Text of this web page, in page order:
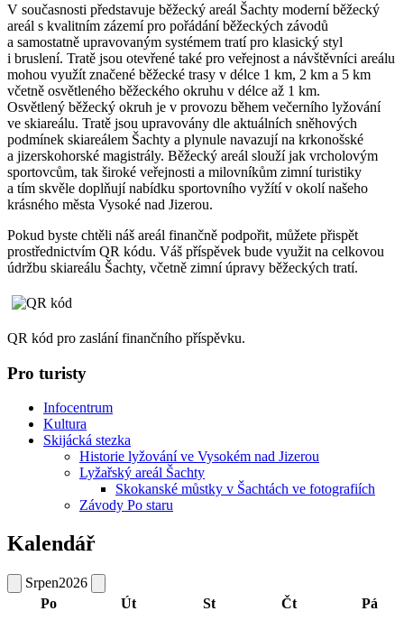
V současnosti představuje běžecký areál Šachty moderní běžecký
areál s kvalitním zázemí pro pořádání běžeckých závodů
a samostatně upravovaným systémem tratí pro klasický styl
i bruslení. Tratě jsou otevřené také pro veřejnost a návštěvníci areálu
mohou využít značené běžecké trasy v délce 1 km, 2 km a 5 km
včetně osvětleného běžeckého okruhu v délce až 1 km.
Osvětlený běžecký okruh je v provozu během večerního lyžování
ve skiareálu. Tratě jsou upravovány dle aktuálních sněhových
podmínek skiareálem Šachty a plynule navazují na krkonošské
a jizerskohorské magistrály. Běžecký areál slouží jak vrcholovým
sportovcům, tak široké veřejnosti a milovníkům zimní turistiky
a tím skvěle doplňují nabídku sportovního vyžítí v okolí našeho
krásného města Vysoké nad Jizerou.
Pokud byste chtěli náš areál finančně podpořit, můžete přispět
prostřednictvím QR kódu. Váš příspěvek bude využit na celkovou
údržbu skiareálu Šachty, včetně zimní úpravy běžeckých tratí.
QR kód pro zaslání finančního příspěvku.
Pro turisty
Infocentrum
Kultura
Skijácká stezka
Historie lyžování ve Vysokém nad Jizerou
Lyžařský areál Šachty
Skokanské můstky v Šachtách ve fotografiích
Závody Po staru
Kalendář
Srpen2026
Po
Út St Čt Pá